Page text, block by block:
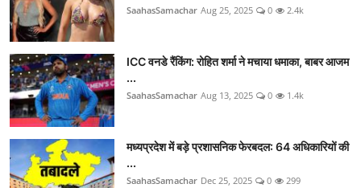
SaahasSamachar Aug 25, 2025 0 2.4k
ICC वनडे रैंकिंग: रोहित शर्मा ने मचाया धमाका, बाबर आजम
...
SaahasSamachar Aug 13, 2025 0 1.4k
मध्यप्रदेश में बड़े प्रशासनिक फेरबदल: 64 अधिकारियों की
...
SaahasSamachar Dec 25, 2025 0 299